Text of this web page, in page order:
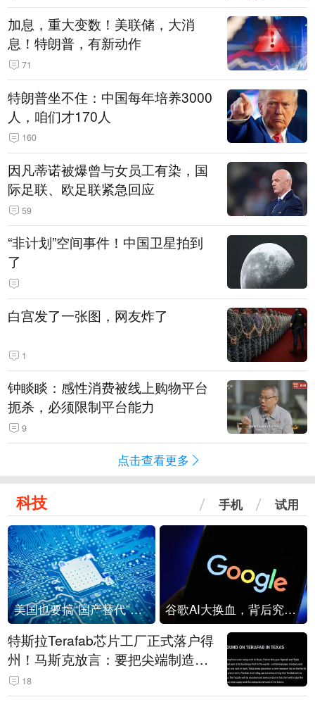
加息，重大变数！美联储，大消
息！特朗普，有新动作
71
特朗普坐不住：中国每年培养3000
人，咱们才170人
160
因凡蒂诺被爆曾与女员工有染，国
际足联、欧足联紧急回应
59
“非计划”空间事件！中国卫星拍到
了
白宫发了一张图，网友炸了
1
钟睒睒：感性消费被线上购物平台
扼杀，必须限制平台能力
9
点击查看更多
科技 手机 试用
美国也要搞“国产替代”？先算清三笔账 谷歌AI大换血，背后究竟发生了什么？
特斯拉Terafab芯片工厂正式落户得
州！马斯克放言：要把尖端制造带
回美国
18